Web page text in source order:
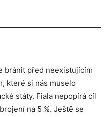
bránit před neexistujícím
které si nás muselo
státy. Fiala nepopírá cíl
na 5 %. Ještě se